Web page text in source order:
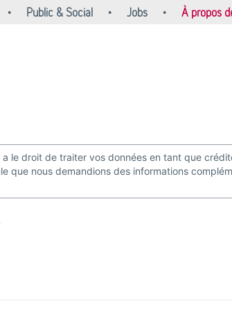
Public & Social Jobs À propos
le droit de traiter vos données en tant que
nous demandions des informations